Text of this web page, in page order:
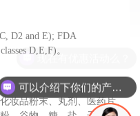
D2 and E); FDA
D,E,F)。
妆品粉末、丸剂、医药片
可以介绍下你们的产品么？
现在有优惠活动么？